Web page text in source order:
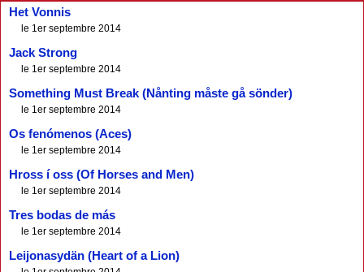
Het Vonnis
le 1er septembre 2014
Jack Strong
le 1er septembre 2014
Something Must Break (Nånting måste gå sönder)
le 1er septembre 2014
Os fenómenos (Aces)
le 1er septembre 2014
Hross í oss (Of Horses and Men)
le 1er septembre 2014
Tres bodas de más
le 1er septembre 2014
Leijonasydän (Heart of a Lion)